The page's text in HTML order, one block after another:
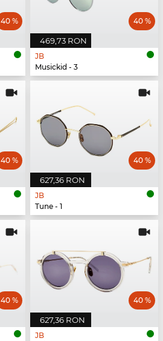
40 %
469,73 RON
40 %
JB
Musickid - 3
40 %
627,36 RON
40 %
JB
Tune - 1
40 %
627,36 RON
40 %
JB